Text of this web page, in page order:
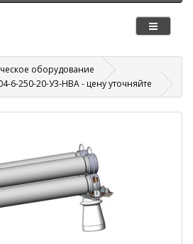
оборудование
6-250-20-У3-НВА - цену уточняйте